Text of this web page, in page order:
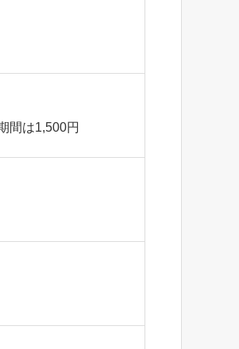
間は1,500円